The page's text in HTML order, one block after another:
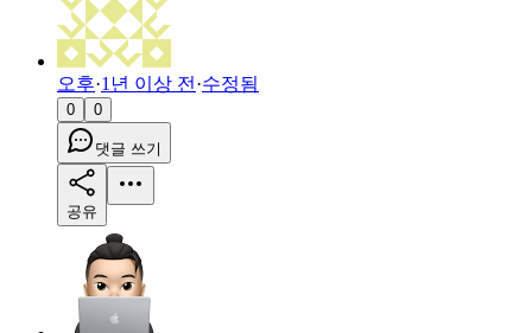
오후·1년 이상 전 ·수정됨
0 0
댓글 쓰기
공유